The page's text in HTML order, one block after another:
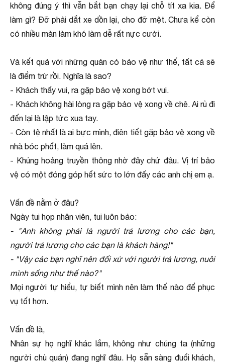
không đúng ý thì vẫn bắt bạn chạy lại chỗ tít xa kia. Để
làm gì? Đỡ phải dắt xe dồn lại, cho đỡ mệt. Chưa kể còn
có nhiều màn làm khó làm dễ rất nực cười.
Và kết quả với những quán có bảo vệ như thế, tất cả sẽ
là điểm trừ rồi. Nghĩa là sao?
- Khách thấy vui, ra gặp bảo vệ xong bớt vui.
- Khách không hài lòng ra gặp bảo vệ xong về chê. Ai rủ đi
đến lại là lập tức xua tay.
- Còn tệ nhất là ai bực mình, điên tiết gặp bảo vệ xong về
nhà bóc phốt, làm quá lên.
- Khủng hoảng truyền thông nhờ đây chứ đâu. Vị trí bảo
vệ có một đóng góp hết sức to lớn đấy các anh chị em ạ.
Vấn đề nằm ở đâu?
Ngày tui họp nhân viên, tui luôn bảo:
- "Anh không phải là người trả lương cho các bạn,
người trả lương cho các bạn là khách hàng!"
- "Vậy các bạn nghĩ nên đối xử với người trả lương, nuôi
mình sống như thế nào?"
Mọi người tự hiểu, tự biết mình nên làm thế nào để phục
vụ tốt hơn.
Vấn đề là,
Nhân sự họ nghĩ khác lắm, không như chúng ta (những
người chủ quán) đang nghĩ đâu. Họ sẵn sàng đuổi khách,